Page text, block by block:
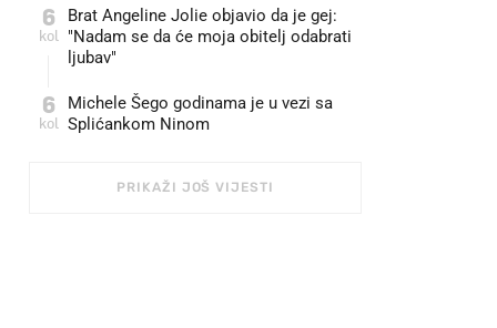
6
kol
Brat Angeline Jolie objavio da je gej:
"Nadam se da će moja obitelj odabrati
ljubav"
6
kol
Michele Šego godinama je u vezi sa
Splićankom Ninom
PRIKAŽI JOŠ VIJESTI